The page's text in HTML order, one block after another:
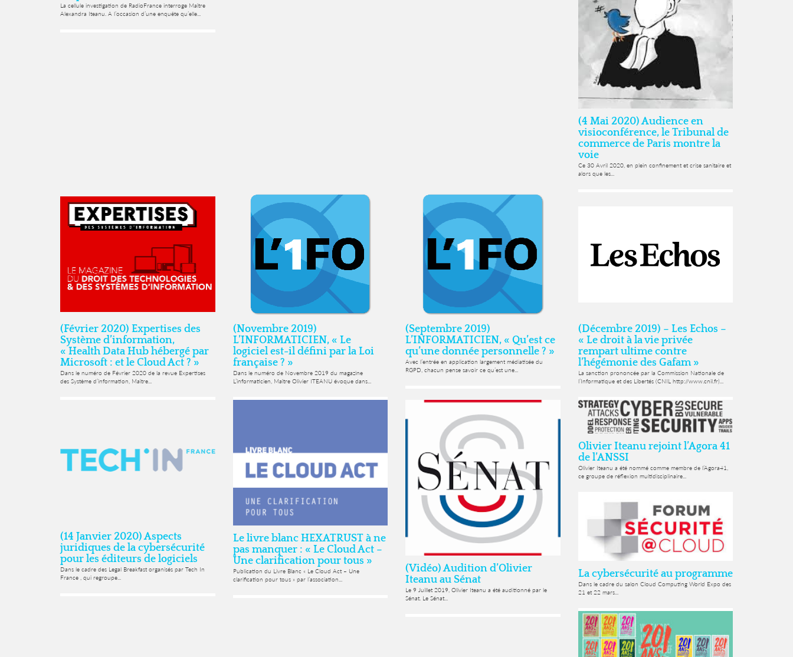
La cellule investigation de RadioFrance interroge Maître
Alexandra Iteanu. A l’occasion d’une enquête qu’elle...
(4 Mai 2020) Audience en
visioconférence, le Tribunal de
commerce de Paris montre la
voie
Ce 30 Avril 2020, en plein confinement et crise sanitaire et
alors que les...
(Février 2020) Expertises des
Système d’information,
« Health Data Hub hébergé par
Microsoft : et le Cloud Act ? »
Dans le numéro de Février 2020 de la revue Expertises
des Système d’information, Maître...
(Novembre 2019)
L’INFORMATICIEN, « Le
logiciel est-il défini par la Loi
française ? »
Dans le numéro de Novembre 2019 du magazine
L’informaticien, Maître Olivier ITEANU évoque dans...
(Septembre 2019)
L’INFORMATICIEN, « Qu’est ce
qu’une donnée personnelle ? »
Avec l’entrée en application largement médiatisée du
RGPD, chacun pense savoir ce qu’est une...
(Décembre 2019) – Les Echos –
« Le droit à la vie privée
rempart ultime contre
l’hégémonie des Gafam »
La sanction prononcée par la Commission Nationale de
l’Informatique et des Libertés (CNIL http://www.cnil.fr)...
(14 Janvier 2020) Aspects
juridiques de la cybersécurité
pour les éditeurs de logiciels
Dans le cadre des Legal Breakfast organisés par Tech In
France , qui regroupe...
Le livre blanc HEXATRUST à ne
pas manquer : « Le Cloud Act –
Une clarification pour tous »
Publication du Livre Blanc « Le Cloud Act – Une
clarification pour tous » par l’association...
(Vidéo) Audition d’Olivier
Iteanu au Sénat
Le 9 Juillet 2019, Olivier Iteanu a été auditionné par le
Sénat. Le Sénat...
Olivier Iteanu rejoint l’Agora 41
de l’ANSSI
Olivier Iteanu a été nommé comme membre de l’Agora41,
ce groupe de réflexion multidisciplinaire...
La cybersécurité au programme
Dans le cadre du salon Cloud Computing World Expo des
21 et 22 mars...